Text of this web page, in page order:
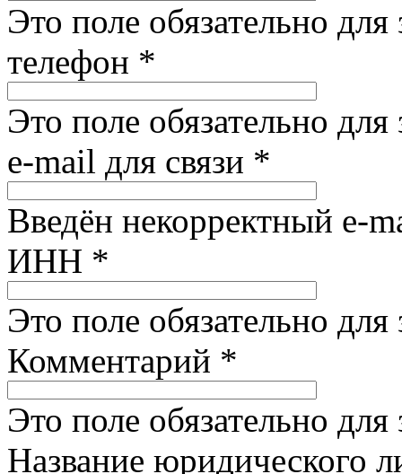
Это поле обязательно для
телефон *
Это поле обязательно для
e-mail для связи *
Введён некорректный e-
ИНН *
Это поле обязательно для
Комментарий *
Это поле обязательно для
Название юридического